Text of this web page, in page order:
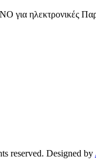
για ηλεκτρονικές
reserved. Designed by